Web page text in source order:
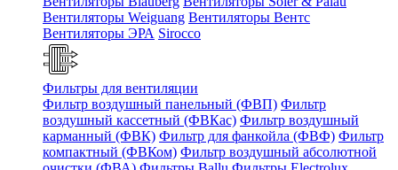
Вентиляторы Weiguang Вентиляторы Вентс
Вентиляторы ЭРА Sirocco
Фильтры для вентиляции
Фильтр воздушный панельный (ФВП) Фильтр
воздушный кассетный (ФВКас) Фильтр воздушный
карманный (ФВК) Фильтр для фанкойла (ФВФ) Фильтр
компактный (ФВКом) Фильтр воздушный абсолютной